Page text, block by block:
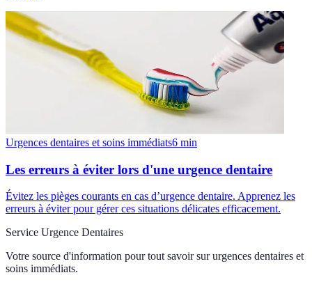
Urgences dentaires et soins immédiats6 min
Les erreurs à éviter lors d'une urgence dentaire
Évitez les pièges courants en cas d’urgence dentaire. Apprenez les
erreurs à éviter pour gérer ces situations délicates efficacement.
Service Urgence Dentaires
Votre source d'information pour tout savoir sur urgences dentaires et
soins immédiats.